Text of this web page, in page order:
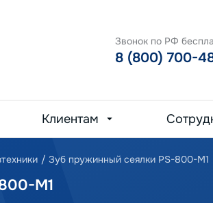
Звонок по РФ
8 (800) 700-
Клиентам
/ Зуб пружинный сеялки PS-800-M1
M1